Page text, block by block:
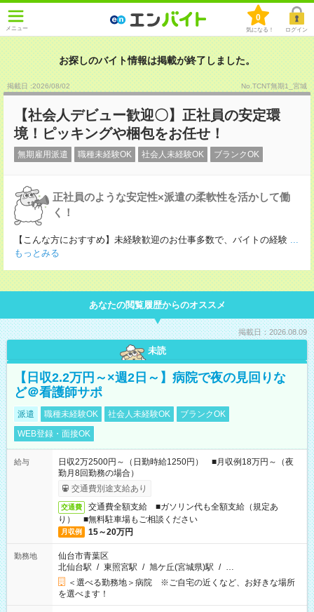
メニュー
0
気になる！ ログイン
お探しのバイト情報は掲載が終了しました。
掲載日 :2026/08/02 No.TCNT無期1_宮城
【社会人デビュー歓迎〇】正社員の安定環
境！ピッキングや梱包をお任せ！
無期雇用派遣 職種未経験OK 社会人未経験OK ブランクOK
正社員のような安定性×派遣の柔軟性を活かして働
く！
【こんな方におすすめ】未経験歓迎のお仕事多数で、バイトの経験 ...
もっとみる
あなたの閲覧履歴からのオススメ
掲載日：2026.08.09
未読
【日収2.2万円～×週2日～】病院で夜の見回りな
ど＠看護師サポ
派遣 職種未経験OK 社会人未経験OK
ブランクOK
WEB登録・面接OK
給与
日収2万2500円～（日勤時給1250円） ■月収例18万円～（夜
勤月8回勤務の場合）
交通費別途支給あり
交通費
交通費全額支給 ■ガソリン代も全額支給（規定あ
り） ■無料駐車場もご相談ください
月収例 15～20万円
勤務地
仙台市青葉区
北仙台駅 / 東照宮駅 / 旭ケ丘(宮城県)駅 / …
＜選べる勤務地＞病院 ※ご自宅の近くなど、お好きな場所
を選べます！